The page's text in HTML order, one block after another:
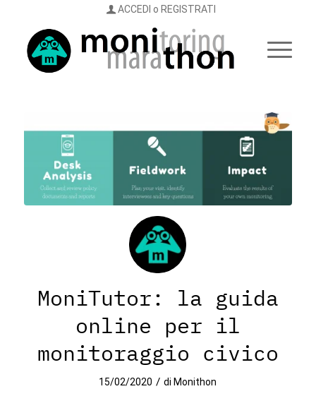
ACCEDI o REGISTRATI
MoniTutor: la guida
online per il
monitoraggio civico
15/02/2020 / di Monithon